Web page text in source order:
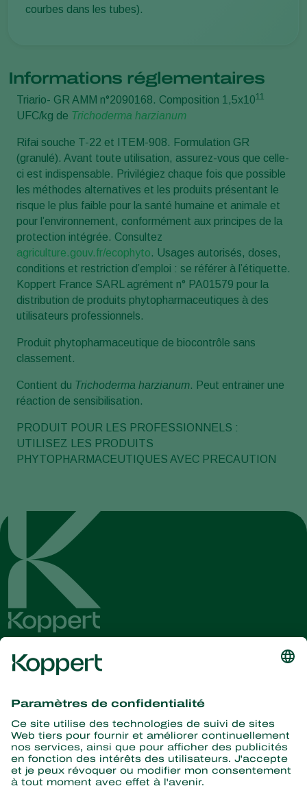
courbes dans les tubes).
Informations réglementaires
Triario- GR AMM n°2090168. Composition 1,5x1011
UFC/kg de Trichoderma harzianum
Rifai souche T-22 et ITEM-908. Formulation GR
(granulé). Avant toute utilisation, assurez-vous que celle-
ci est indispensable. Privilégiez chaque fois que possible
les méthodes alternatives et les produits présentant le
risque le plus faible pour la santé humaine et animale et
pour l’environnement, conformément aux principes de la
protection intégrée. Consultez
agriculture.gouv.fr/ecophyto. Usages autorisés, doses,
conditions et restriction d’emploi : se référer à l’étiquette.
Koppert France SARL agrément n° PA01579 pour la
distribution de produits phytopharmaceutiques à des
utilisateurs professionnels.
Produit phytopharmaceutique de biocontrôle sans
classement.
Contient du Trichoderma harzianum. Peut entrainer une
réaction de sensibilisation.
PRODUIT POUR LES PROFESSIONNELS :
UTILISEZ LES PRODUITS
PHYTOPHARMACEUTIQUES AVEC PRECAUTION
nouvelles et informations
S’abonner ici
La nature pour partenaire